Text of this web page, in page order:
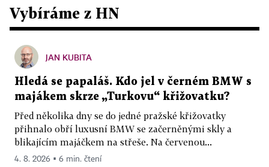
Vybíráme z HN
JAN KUBITA
Hledá se papaláš. Kdo jel v černém BMW s
majákem skrze „Turkovu“ křižovatku?
Před několika dny se do jedné pražské křižovatky
přihnalo obří luxusní BMW se začerněnými skly a
blikajícím majáčkem na střeše. Na červenou...
4. 8. 2026 ▪ 6 min. čtení